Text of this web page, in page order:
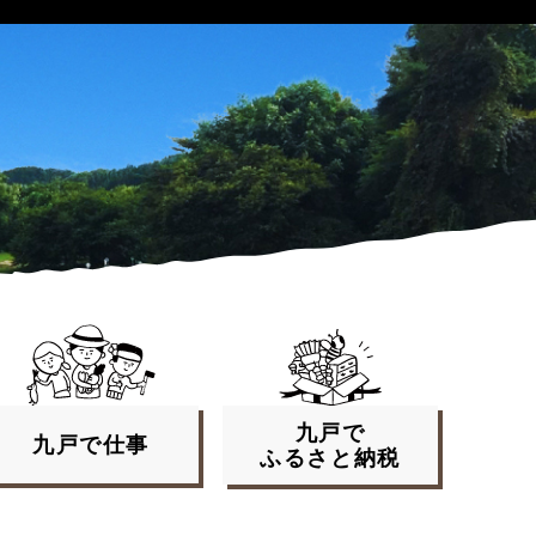
九戸で仕事
九戸で
ふるさと納税